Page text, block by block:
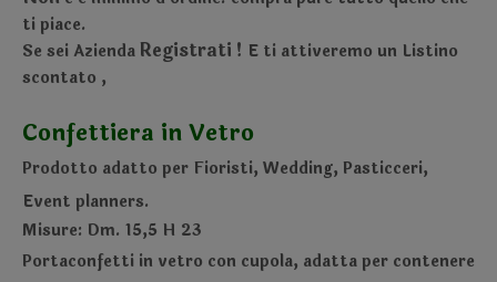
ti piace.
Se sei Azienda Registrati ! E ti attiveremo un Listino
scontato ,
Confettiera in Vetro
Prodotto adatto per Fioristi, Wedding, Pasticceri,
Event planners.
Misure: Dm. 15,5 H 23
Portaconfetti in vetro con cupola, adatta per contenere